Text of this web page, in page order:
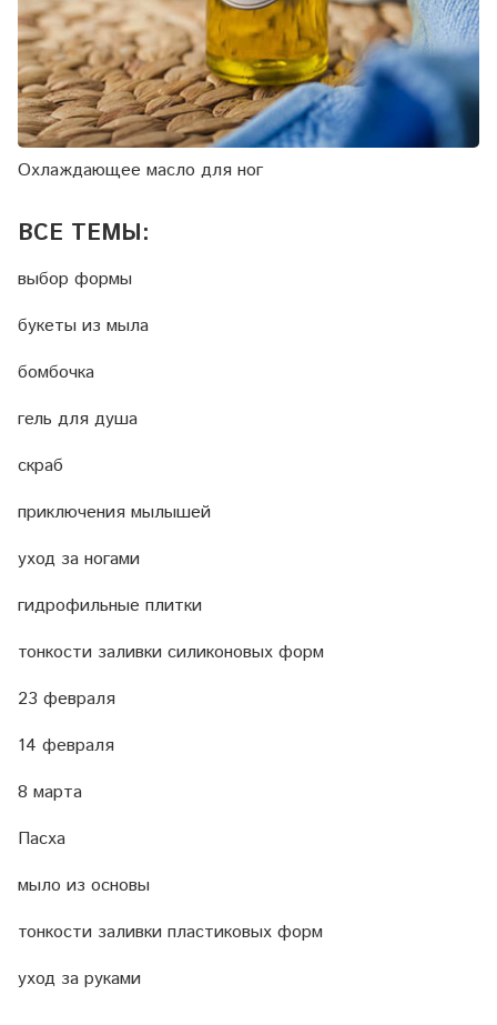
Охлаждающее масло для ног
ВСЕ ТЕМЫ:
выбор формы
букеты из мыла
бомбочка
гель для душа
скраб
приключения мылышей
уход за ногами
гидрофильные плитки
тонкости заливки силиконовых форм
23 февраля
14 февраля
8 марта
Пасха
мыло из основы
тонкости заливки пластиковых форм
уход за руками